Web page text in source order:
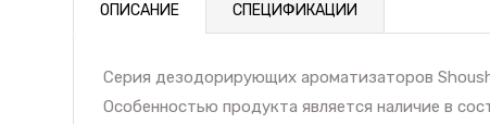
ОПИСАНИЕ СПЕЦИФИКАЦИИ
Серия дезодорирующих ароматизаторов
Особенностью продукта является наличие в